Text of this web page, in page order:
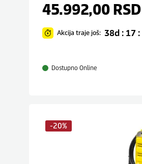
45.992,00 RSD
Akcija traje još: 38d : 17
Dostupno Online
-20%